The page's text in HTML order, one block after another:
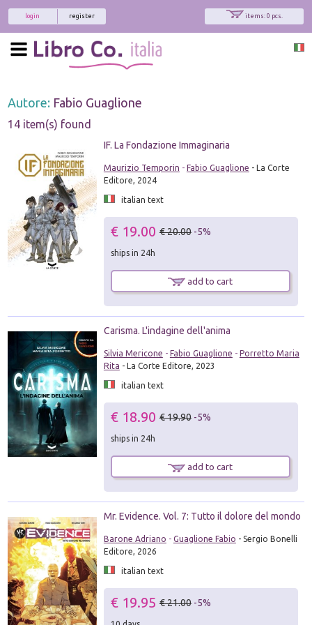
items: 0 pcs.
register
login
Autore: Fabio Guaglione
14 item(s) found
IF. La Fondazione Immaginaria
Maurizio Temporin - Fabio Guaglione - La Corte
Editore, 2024
italian text
€ 19.00 € 20.00 -5%
ships in 24h
add to cart
Carisma. L'indagine dell'anima
Silvia Mericone - Fabio Guaglione - Porretto Maria
Rita - La Corte Editore, 2023
italian text
€ 18.90 € 19.90 -5%
ships in 24h
add to cart
Mr. Evidence. Vol. 7: Tutto il dolore del mondo
Barone Adriano - Guaglione Fabio - Sergio Bonelli
Editore, 2026
italian text
€ 19.95 € 21.00 -5%